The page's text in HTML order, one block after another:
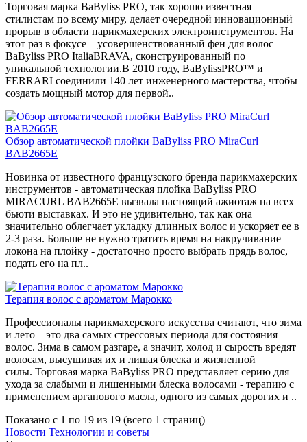
Торговая марка BaByliss PRO, так хорошо известная
стилистам по всему миру, делает очередной инновационный
прорыв в области парикмахерских электроинструментов. На
этот раз в фокусе – усовершенствованный фен для волос
BaByliss PRO ItaliaBRAVA, сконструированный по
уникальной технологии.В 2010 году, BaBylissPRO™ и
FERRARI соединили 140 лет инженерного мастерства, чтобы
создать мощный мотор для первой..
Обзор автоматической плойки BaByliss PRO MiraCurl
BAB2665E
Новинка от известного французского бренда парикмахерских
инструментов - автоматическая плойка BaByliss PRO
MIRACURL BAB2665E вызвала настоящий ажиотаж на всех
бьюти выставках. И это не удивительно, так как она
значительно облегчает укладку длинных волос и ускоряет ее в
2-3 раза. Больше не нужно тратить время на накручивание
локона на плойку - достаточно просто выбрать прядь волос,
подать его на пл..
Терапия волос с ароматом Марокко
Профессионалы парикмахерского искусства считают, что зима
и лето – это два самых стрессовых периода для состояния
волос. Зима в самом разгаре, а значит, холод и сырость вредят
волосам, высушивая их и лишая блеска и жизненной
силы. Торговая марка BaByliss PRO представляет серию для
ухода за слабыми и лишенными блеска волосами - терапию с
применением арганового масла, одного из самых дорогих и ..
Показано с 1 по 19 из 19 (всего 1 страниц)
Новости Технологии и советы